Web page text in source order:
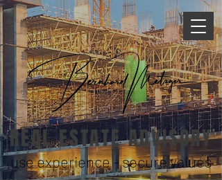
use experience - secure values
REAL ESTATE ADVISORY